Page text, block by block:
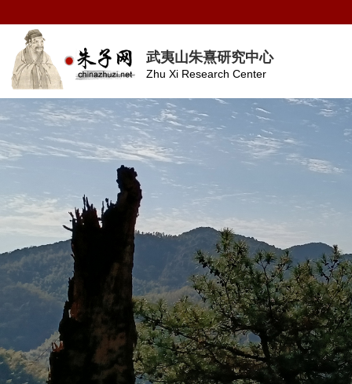
武夷山朱熹研究中心
Zhu Xi Research Center